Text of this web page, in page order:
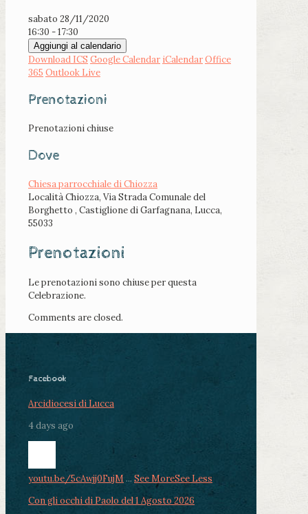
sabato 28/11/2020
16:30 - 17:30
Aggiungi al calendario
Download ICS Google Calendar iCalendarOffice
365 Outlook Live
Prenotazioni
Prenotazioni chiuse
Dove
Chiesa parrocchiale di Chiozza
Località Chiozza, Via Strada Comunale del
Borghetto , Castiglione di Garfagnana, Lucca,
55033
Prenotazioni
Le prenotazioni sono chiuse per questa
Celebrazione.
Comments are closed.
Facebook
Arcidiocesi di Lucca
4 days ago
youtu.be/5cAwjj0FujM ... See MoreSee Less
Con gli occhi di Paolo del 1 Agosto 2026